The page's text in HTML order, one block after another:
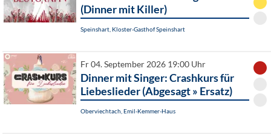
(Dinner mit Killer)
Speinshart, Kloster-Gasthof Speinshart
Fr 04. September 2026 19:00 Uhr
Dinner mit Singer: Crashkurs für
Liebeslieder (Abgesagt » Ersatz)
Oberviechtach, Emil-Kemmer-Haus